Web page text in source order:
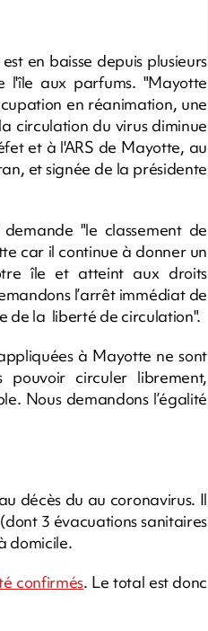
en baisse depuis plusieurs
l'île aux parfums. "Mayotte
en réanimation, une
circulation du virus diminue
et à l'ARS de Mayotte, au
et signée de la présidente
"le classement de
car il continue à donner un
île et atteint aux droits
l’arrêt immédiat de
de la liberté de circulation".
à Mayotte ne sont
pouvoir circuler librement,
Nous demandons l’égalité
décès du au coronavirus. Il
3 évacuations sanitaires
domicile.
confirmés. Le total est donc